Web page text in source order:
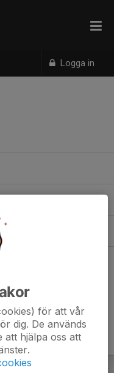
Logga in
för att vår
dig. De används
att hjälpa oss att